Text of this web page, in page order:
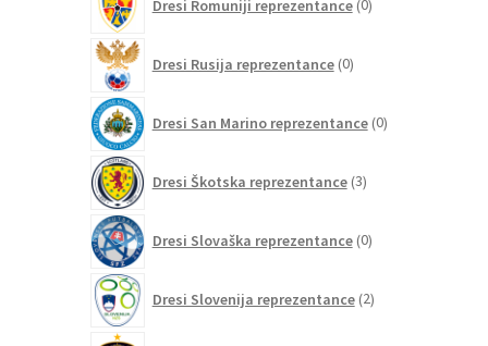
Dresi Romuniji reprezentance 0izdelkov
Dresi Rusija reprezentance 0izdelkov
Dresi San Marino reprezentance 0izdelkov
Dresi Škotska reprezentance 3izdelki
Dresi Slovaška reprezentance 0izdelkov
Dresi Slovenija reprezentance 2izdelka